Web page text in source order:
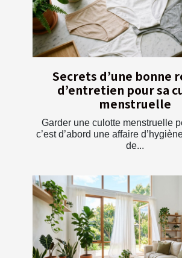
Secrets d’une bonne
d’entretien pour sa
menstruelle
Garder une culotte menstruelle
c’est d’abord une affaire
de...